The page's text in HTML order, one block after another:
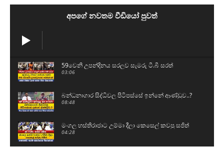
අපගේ නවතම වීඩියෝ පුවත්
59වෙනි උපන්දිනය සරලව සැමරු ටී.බී සරත්
03:06
බන්ධනාගාර සිද්ධිවල පිටිපස්සේ ඉන්නේ ආණ්ඩුව..?
08:48
මංගල හස්තිරාජාට උම්මා දීලා කෙසෙල් කවපු සජිත්
04:28